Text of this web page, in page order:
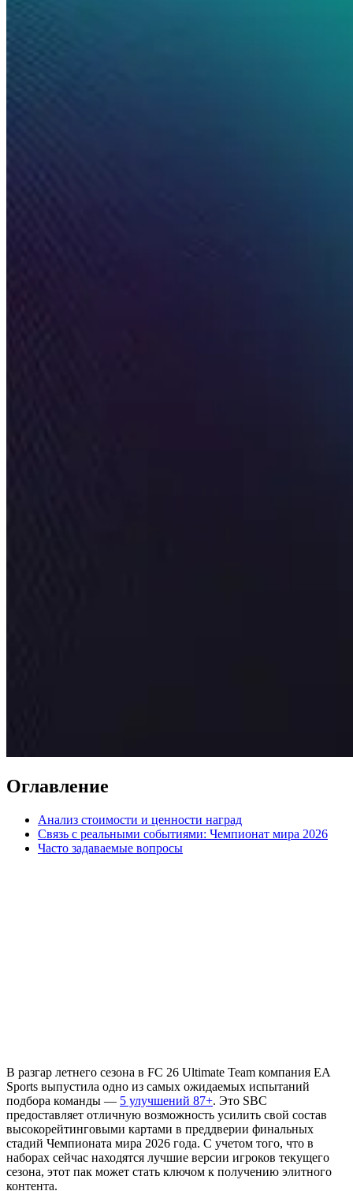
Оглавление
Анализ стоимости и ценности наград
Связь с реальными событиями: Чемпионат мира 2026
Часто задаваемые вопросы
В разгар летнего сезона в FC 26 Ultimate Team компания EA
Sports выпустила одно из самых ожидаемых испытаний
подбора команды — 5 улучшений 87+. Это SBC
предоставляет отличную возможность усилить свой состав
высокорейтинговыми картами в преддверии финальных
стадий Чемпионата мира 2026 года. С учетом того, что в
наборах сейчас находятся лучшие версии игроков текущего
сезона, этот пак может стать ключом к получению элитного
контента.